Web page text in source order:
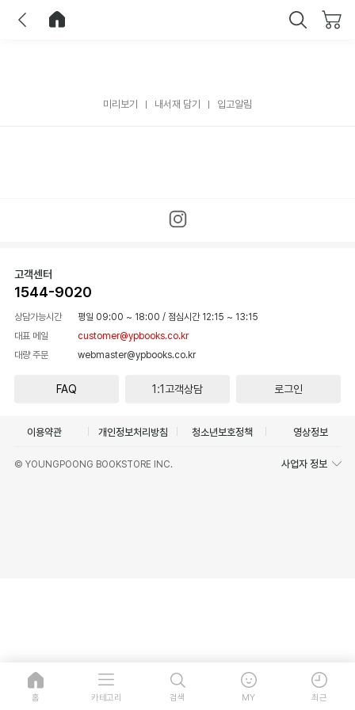
미리보기 내서재 담기 입고알림
고객센터
1544-9020
상담가능시간 평일 09:00 ~ 18:00 / 점심시간 12:15 ~ 13:15
대표 메일
customer@ypbooks.co.kr
대량 주문
webmaster@ypbooks.co.kr
FAQ 1:1고객상담 로그인
이용약관 개인정보처리방침 청소년보호정책 영상정보
© YOUNGPOONG BOOKSTORE INC. 사업자 정보
홈 카테고리 검색 MY 최근